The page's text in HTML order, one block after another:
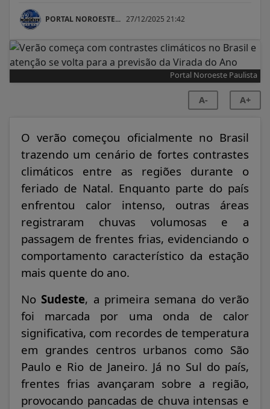
PORTAL NOROESTE... 27/12/2025 21:42
Portal Noroeste Paulista
A- A+
O verão começou oficialmente no Brasil
trazendo um cenário de fortes contrastes
climáticos entre as regiões durante o
feriado de Natal. Enquanto parte do país
enfrentou calor intenso, outras áreas
registraram chuvas volumosas e a
passagem de frentes frias, evidenciando o
comportamento característico da estação
mais quente do ano.
No Sudeste, a primeira semana do verão
foi marcada por uma onda de calor
significativa, com recordes de temperatura
em grandes centros urbanos como São
Paulo e Rio de Janeiro. Já no Sul do país,
frentes frias avançaram sobre a região,
provocando pancadas de chuva intensas e